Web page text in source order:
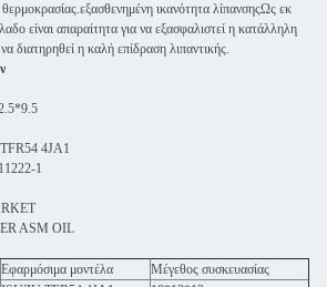
ικανότητα λίπανσηςΩς εκ
είναι απαραίτητα για να εξασφαλιστεί η κατάλληλη
διατηρηθεί η καλή επίδραση λιπαντικής.
4JA1
1
ASM OIL
Εφαρμόσιμα μοντέλα
Μέγεθος συσκευασίας